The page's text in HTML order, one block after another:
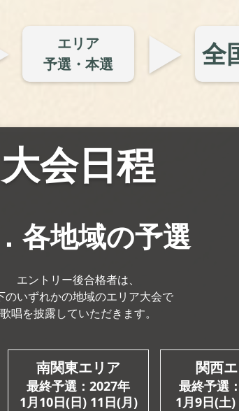
エリア
予選・ 本選 ▶︎ 全
大会日程
各地域の予選
エントリー後合格者は、
のいずれかの地域のエリア大会で
歌唱を披露していただきます。
南関東エリア
最終予選：2027年
1月10日(日) 11日(月)
関西
最終予選
1月9日(土